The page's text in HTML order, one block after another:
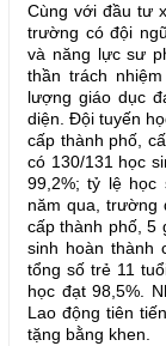
Cùng với đầu tư
trường có đội
và năng lực sư
thần trách
lượng giáo dục
diện. Đội tuyến
cấp thành phố,
có 130/131 học
99,2%; tỷ lệ học
năm qua, trường
cấp thành phố, 5
sinh hoàn thành
tổng số trẻ 11
học đạt 98,5%.
Lao động tiên
tặng bằng khen.